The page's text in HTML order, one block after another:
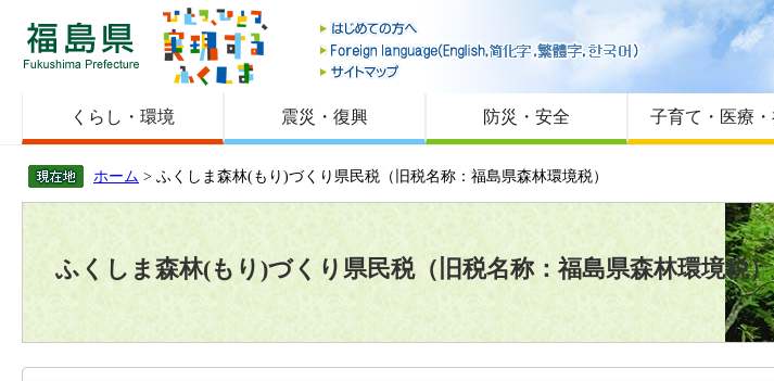
福島県
はじめての方へ
Foreign language
サイトマップ
くらし・環境 震災・復興 防災・安全 子育て・医療
ホーム > ふくしま森林(もり)づくり県民税（旧税名称：福島県森林環境税）
ふくしま森林(もり)づくり県民税（旧税名称：福島県森林環境税）